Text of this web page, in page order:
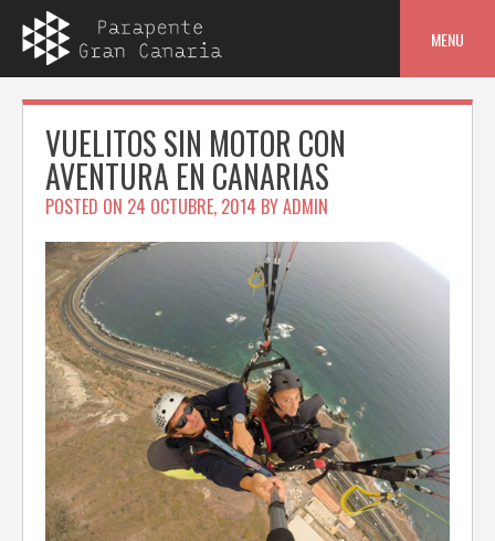
content
MENU
VUELITOS SIN MOTOR CON
AVENTURA EN CANARIAS
POSTED ON 24 OCTUBRE, 2014 BYADMIN